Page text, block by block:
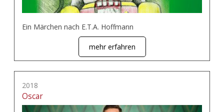
Ein Märchen nach E.T.A. Hoffmann
mehr erfahren
2018
Oscar